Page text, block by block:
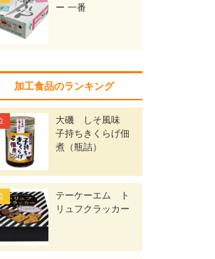
ー 一番
加工食品のランキング
大磯 しそ風味
子持ちきくらげ佃
煮（瓶詰）
テーケーエム ト
リュフクラッカー